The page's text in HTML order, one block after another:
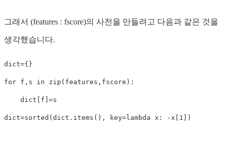
그래서 (features : fscore)의 사전을 만들려고 다음과 같은 것을
생각했습니다.
dict={}
for f,s in zip(features,fscore):
    dict[f]=s
dict=sorted(dict.items(), key=lambda x: -x[1])